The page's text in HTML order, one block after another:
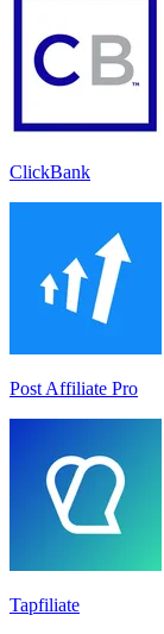
ClickBank
Post Affiliate Pro
Tapfiliate